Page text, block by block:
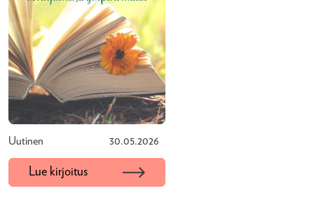
Uutinen 30.05.2026
Lue kirjoitus